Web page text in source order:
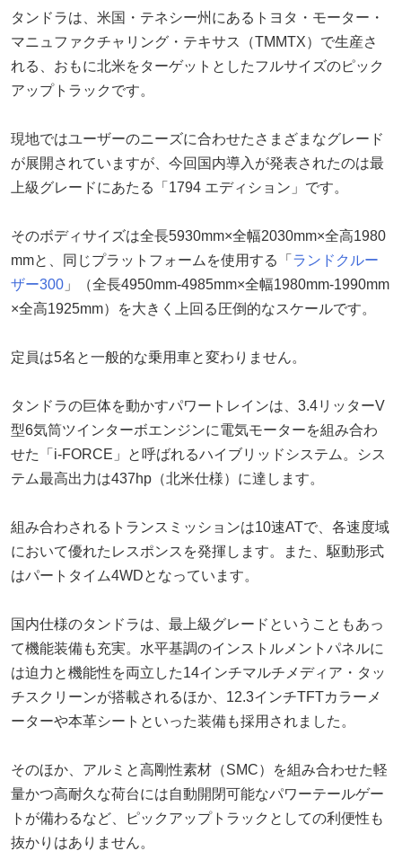
タンドラは、米国・テネシー州にあるトヨタ・モーター・
マニュファクチャリング・テキサス（TMMTX）で生産さ
れる、おもに北米をターゲットとしたフルサイズのピック
アップトラックです。
現地ではユーザーのニーズに合わせたさまざまなグレード
が展開されていますが、今回国内導入が発表されたのは最
上級グレードにあたる「1794 エディション」です。
そのボディサイズは全長5930mm×全幅2030mm×全高1980
mmと、同じプラットフォームを使用する「 ランドクルー
ザー300 」（全長4950mm-4985mm×全幅1980mm-1990mm
×全高1925mm）を大きく上回る圧倒的なスケールです。
定員は5名と一般的な乗用車と変わりません。
タンドラの巨体を動かすパワートレインは、3.4リッターV
型6気筒ツインターボエンジンに電気モーターを組み合わ
せた「i-FORCE」と呼ばれるハイブリッドシステム。シス
テム最高出力は437hp（北米仕様）に達します。
組み合わされるトランスミッションは10速ATで、各速度域
において優れたレスポンスを発揮します。また、駆動形式
はパートタイム4WDとなっています。
国内仕様のタンドラは、最上級グレードということもあっ
て機能装備も充実。水平基調のインストルメントパネルに
は迫力と機能性を両立した14インチマルチメディア・タッ
チスクリーンが搭載されるほか、12.3インチTFTカラーメ
ーターや本革シートといった装備も採用されました。
そのほか、アルミと高剛性素材（SMC）を組み合わせた軽
量かつ高耐久な荷台には自動開閉可能なパワーテールゲー
トが備わるなど、ピックアップトラックとしての利便性も
抜かりはありません。